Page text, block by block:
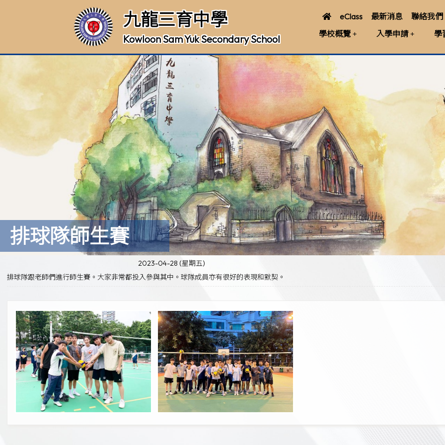
九龍三育中學
Kowloon Sam Yuk Secondary School
eClass 最新消息
聯絡我們
學校概覽
入學申請 學
排球隊師生賽
2023-04-28 (星期五)
排球隊跟老師們進行師生賽。大家非常都投入參與其中。球隊成員亦有很好的表現和默契。